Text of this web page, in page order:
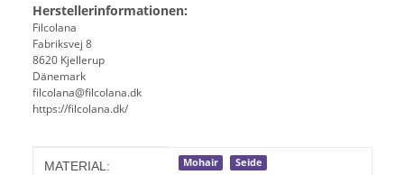
Herstellerinformationen:
Filcolana
Fabriksvej 8
8620 Kjellerup
Dänemark
filcolana@filcolana.dk
https://filcolana.dk/
Produkteigenschaft
Wert
MATERIAL: Mohair Seide